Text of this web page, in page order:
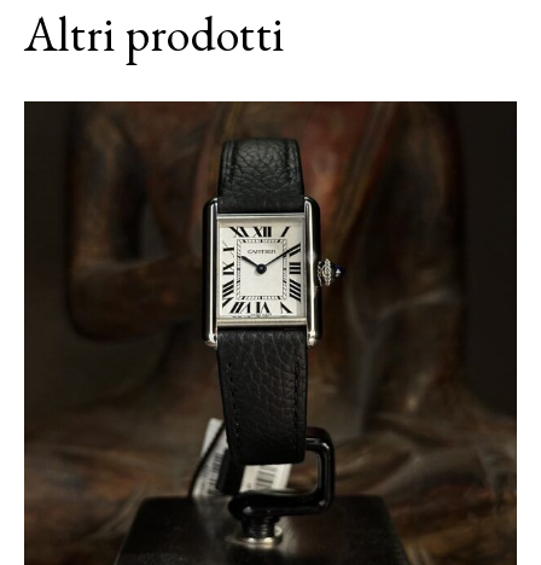
Altri prodotti